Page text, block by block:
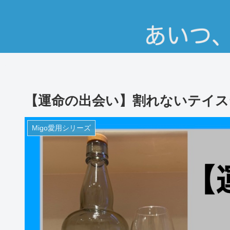
【運命の出会い】割れないテイ
Migo愛用シリーズ